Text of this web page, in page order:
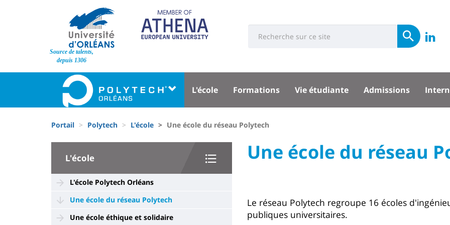
Site
Source de talents,
depuis 1306
Université
Soumettre
Université
Block
liste
des
composantes
Menu
principal
L'école Formations Vie étudiante Admissions
d'Ariane
Portail Polytech L'école Une école du réseau Polytech
University
Sidebar
L'école
L'école Polytech Orléans
Une école du réseau Polytech
Une école éthique et solidaire
University
content
Titre
page
Une école du réseau
Contenu
de
Le réseau Polytech regroupe 16 écoles
publiques universitaires.